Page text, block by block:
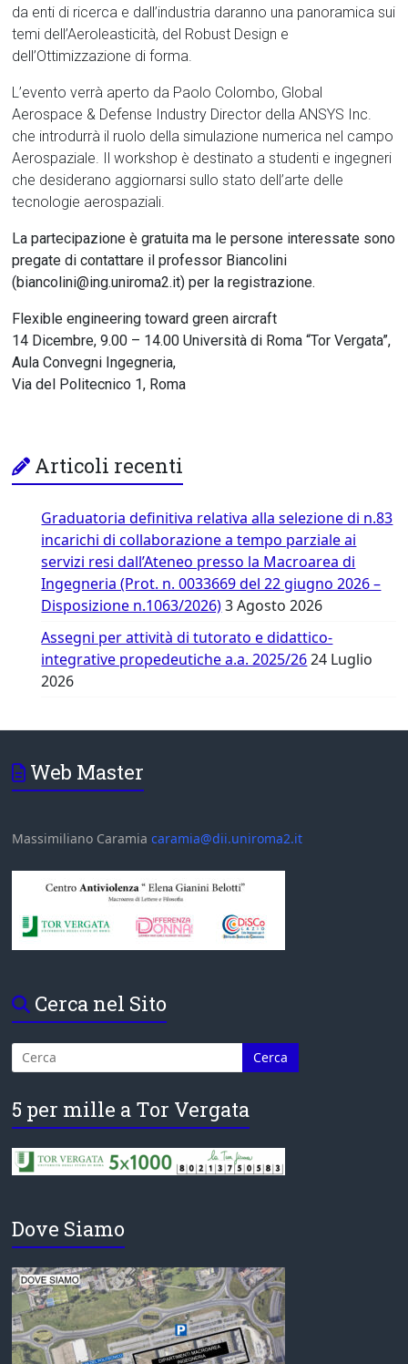
da enti di ricerca e dall’industria daranno una panoramica sui
temi dell’Aeroleasticità, del Robust Design e
dell’Ottimizzazione di forma.
L’evento verrà aperto da Paolo Colombo, Global
Aerospace & Defense Industry Director della ANSYS Inc.
che introdurrà il ruolo della simulazione numerica nel campo
Aerospaziale. Il workshop è destinato a studenti e ingegneri
che desiderano aggiornarsi sullo stato dell’arte delle
tecnologie aerospaziali.
La partecipazione è gratuita ma le persone interessate sono
pregate di contattare il professor Biancolini
(biancolini@ing.uniroma2.it) per la registrazione.
Flexible engineering toward green aircraft
14 Dicembre, 9.00 – 14.00 Università di Roma “Tor Vergata”,
Aula Convegni Ingegneria,
Via del Politecnico 1, Roma
Articoli recenti
Graduatoria definitiva relativa alla selezione di n.83
incarichi di collaborazione a tempo parziale ai
servizi resi dall’Ateneo presso la Macroarea di
Ingegneria (Prot. n. 0033669 del 22 giugno 2026 –
Disposizione n.1063/2026) 3 Agosto 2026
Assegni per attività di tutorato e didattico-
integrative propedeutiche a.a. 2025/26 24 Luglio
2026
Web Master
Massimiliano Caramiacaramia@dii.uniroma2.it
Cerca nel Sito
5 per mille a Tor Vergata
Dove Siamo